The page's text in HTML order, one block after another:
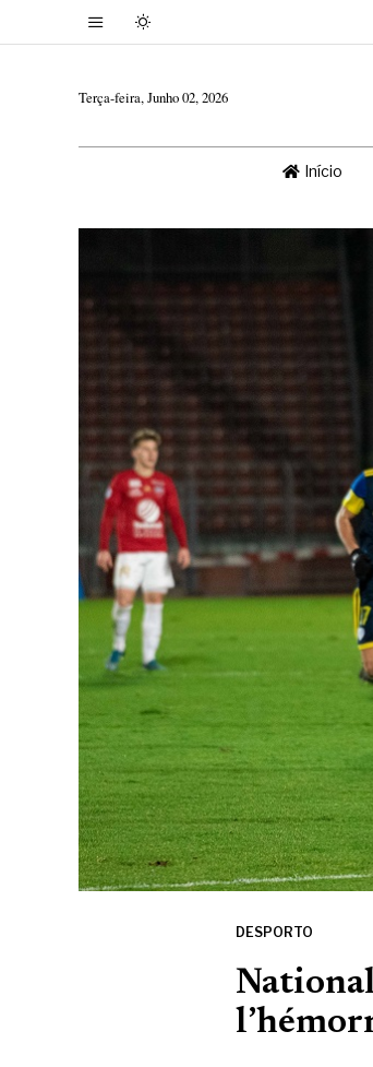
Terça-feira, Junho 02, 2026
Início
DESPORTO